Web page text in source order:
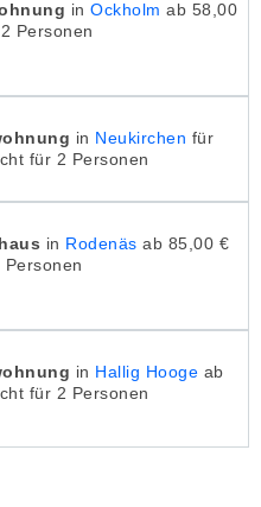
inOckholm ab 58,00
Personen
in Neukirchen für
für 2 Personen
in Rodenäs ab 85,00 €
in Hallig Hooge ab
für 2 Personen